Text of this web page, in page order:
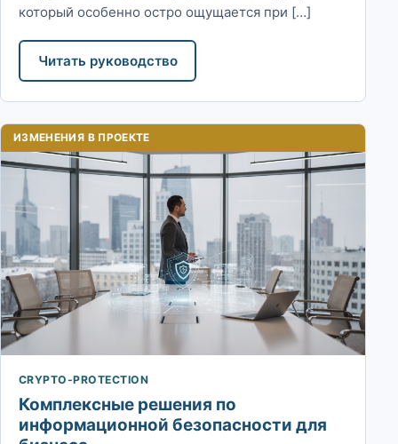
который особенно остро ощущается при […]
Читать руководство
ИЗМЕНЕНИЯ В ПРОЕКТЕ
CRYPTO-PROTECTION
Комплексные решения по
информационной безопасности для